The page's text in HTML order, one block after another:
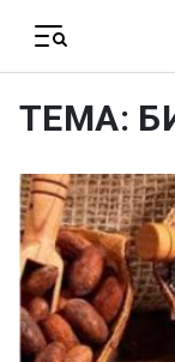
Menu
ТЕМА: